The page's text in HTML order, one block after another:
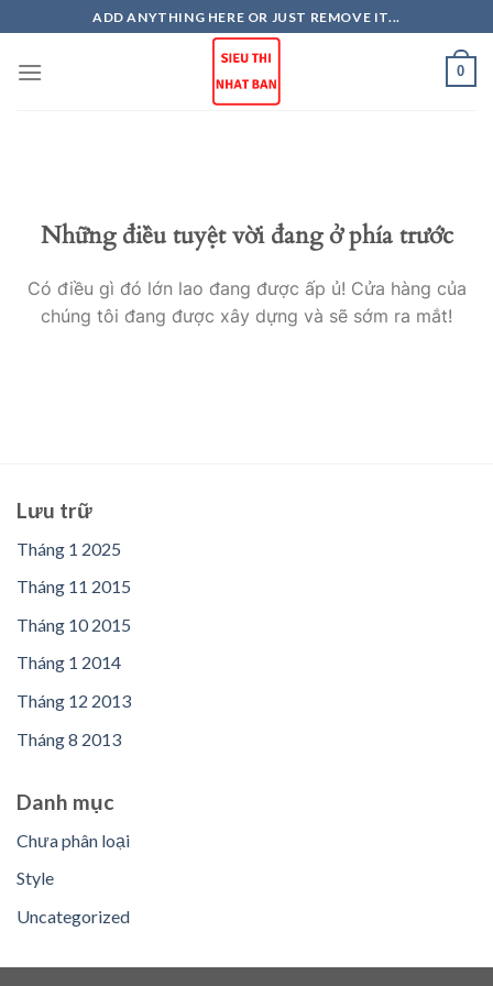
to
content
ADD ANYTHING HERE OR JUST REMOVE IT...
0
Những điều tuyệt vời đang ở phía trước
Có điều gì đó lớn lao đang được ấp ủ! Cửa hàng của
chúng tôi đang được xây dựng và sẽ sớm ra mắt!
Lưu trữ
Tháng 1 2025
Tháng 11 2015
Tháng 10 2015
Tháng 1 2014
Tháng 12 2013
Tháng 8 2013
Danh mục
Chưa phân loại
Style
Uncategorized